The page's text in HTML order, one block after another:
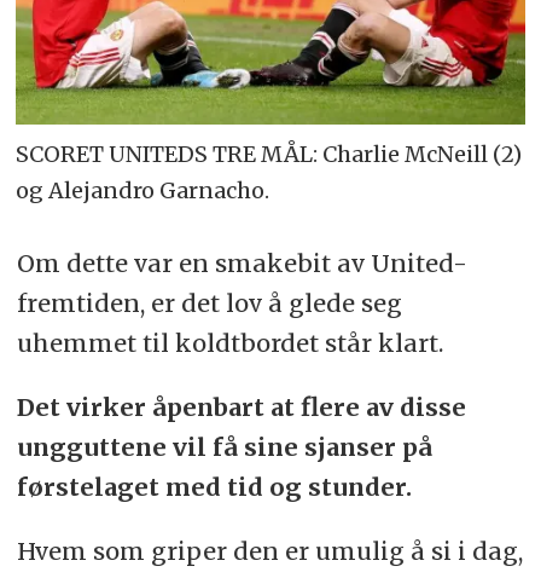
SCORET UNITEDS TRE MÅL: Charlie McNeill (2)
og Alejandro Garnacho.
Om dette var en smakebit av United-
fremtiden, er det lov å glede seg
uhemmet til koldtbordet står klart.
Det virker åpenbart at flere av disse
ungguttene vil få sine sjanser på
førstelaget med tid og stunder.
Hvem som griper den er umulig å si i dag,